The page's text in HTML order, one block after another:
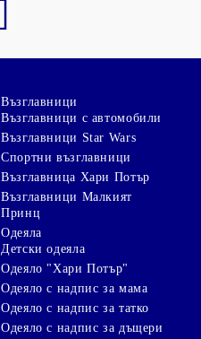
Възглавници
Възглавници с автомобили
Възглавници Star Wars
Спортни възглавници
Възглавница Хари Потър
Възглавници Малкият
Принц
Одеяла
Детски одеяла
Одеяло "Хари Потър"
Одеяло с надпис за мама
Одеяло с надпис за татко
Одеяло с надпис за дъщери